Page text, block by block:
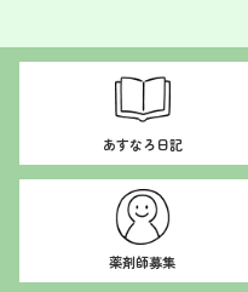
ゲ
ン
あすなろ日記
薬剤師募集